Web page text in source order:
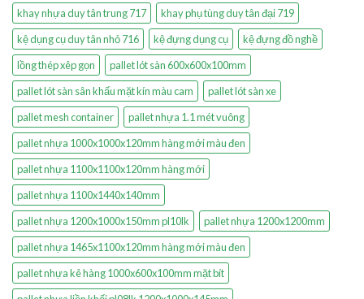
khay nhựa duy tân trung 717
khay phụ tùng duy tân đại 719
kệ dụng cụ duy tân nhỏ 716
kệ đựng dụng cụ
kệ đựng đồ nghề
lồng thép xêp gọn
pallet lót sàn 600x600x100mm
pallet lót sàn sân khấu mặt kín màu cam
pallet lót sàn xe
pallet mesh container
pallet nhựa 1.1 mét vuông
pallet nhựa 1000x1000x120mm hàng mới màu đen
pallet nhựa 1100x1100x120mm hàng mới
pallet nhựa 1100x1440x140mm
pallet nhựa 1200x1000x150mm pl10lk
pallet nhựa 1200x1200mm
pallet nhựa 1465x1100x120mm hàng mới màu đen
pallet nhựa kê hàng 1000x600x100mm mặt bít